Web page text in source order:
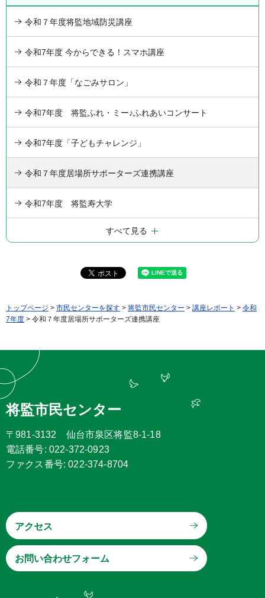
令和７年度将監地域防災講座
令和7年度 今からできる！スマホ講座
令和７年度「なごみサロン」
令和7年度 将監ふれ・ミー♪ふれあいコンサート
令和7年度「子どもチャレンジ」
令和７年度居場所サポーターズ連携講座
令和7年度 将監寿大学
すべて見る
トップページ > 市民センターを探す > 将監市民センター > 講座レポート > 令和
7年度 > 令和７年度居場所サポーターズ連携講座
将監市民センター
〒981-3132 仙台市泉区将監8-1-18
電話番号: 022-372-0923
ファクス番号: 022-374-8704
アクセス